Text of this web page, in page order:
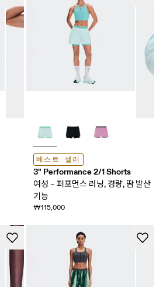
베스트 셀러
3" Performance 2/1 Shorts
여성 – 퍼포먼스 러닝, 경량, 땀 발산
기능
₩115,000